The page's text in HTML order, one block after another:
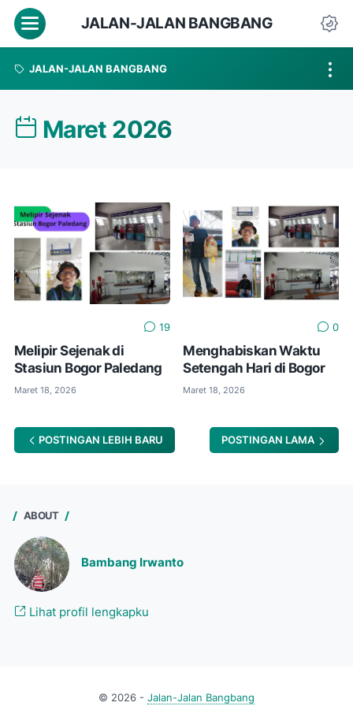
MenuJALAN-JALAN BANGBANG
JALAN-JALAN BANGBANG
Maret 2026
19
Melipir Sejenak di
Stasiun Bogor Paledang
Maret 18, 2026
0
Menghabiskan Waktu
Setengah Hari di Bogor
Maret 18, 2026
POSTINGAN LEBIH BARU POSTINGAN LAMA
ABOUT
Bambang Irwanto
Lihat profil lengkapku
© 2026 - Jalan-Jalan Bangbang